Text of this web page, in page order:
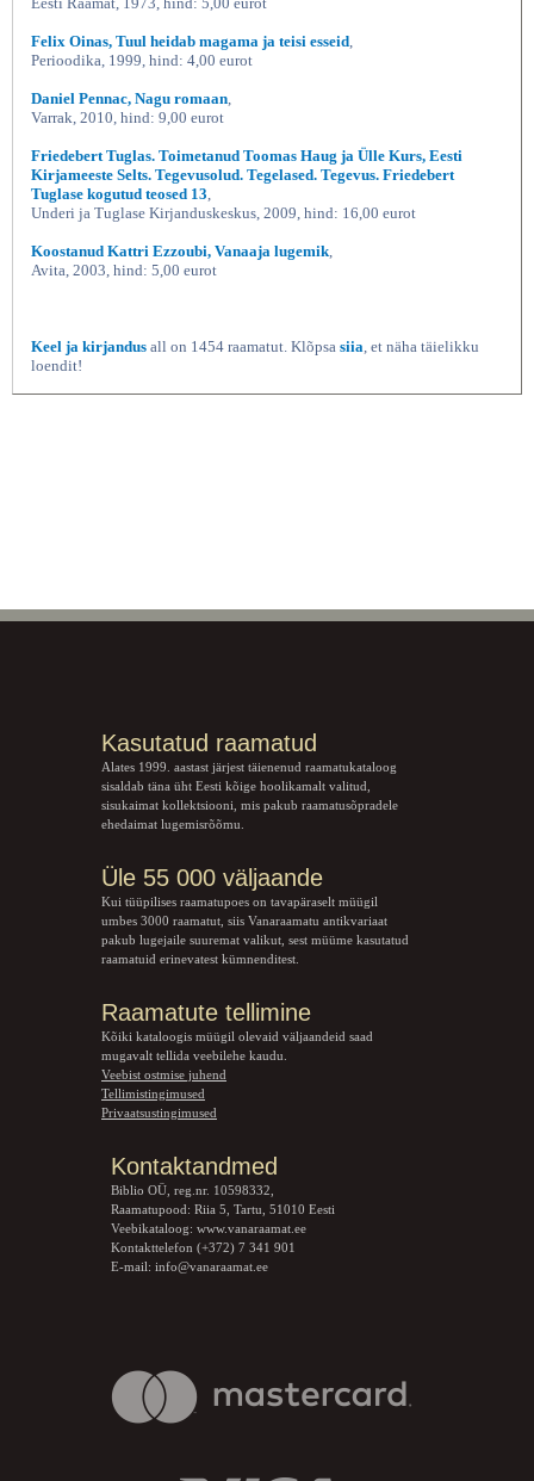
Felix Oinas, Tuul heidab magama ja teisi esseid,
Perioodika, 1999, hind: 4,00 eurot
Daniel Pennac, Nagu romaan,
Varrak, 2010, hind: 9,00 eurot
Friedebert Tuglas. Toimetanud Toomas Haug ja Ülle Kurs, Eesti
Kirjameeste Selts. Tegevusolud. Tegelased. Tegevus. Friedebert
Tuglase kogutud teosed 13,
Underi ja Tuglase Kirjanduskeskus, 2009, hind: 16,00 eurot
Koostanud Kattri Ezzoubi, Vanaaja lugemik,
Avita, 2003, hind: 5,00 eurot
Keel ja kirjandus all on 1454 raamatut. Klõpsa siia, et näha täielikku
loendit!
Kasutatud raamatud
Alates 1999. aastast järjest täienenud raamatukataloog
sisaldab täna üht Eesti kõige hoolikamalt valitud,
sisukaimat kollektsiooni, mis pakub raamatusõpradele
ehedaimat lugemisrõõmu.
Üle 55 000 väljaande
Kui tüüpilises raamatupoes on tavapäraselt müügil
umbes 3000 raamatut, siis Vanaraamatu antikvariaat
pakub lugejaile suuremat valikut, sest müüme kasutatud
raamatuid erinevatest kümnenditest.
Raamatute tellimine
Kõiki kataloogis müügil olevaid väljaandeid saad
mugavalt tellida veebilehe kaudu.
Veebist ostmise juhend
Tellimistingimused
Privaatsustingimused
Kontaktandmed
Biblio OÜ, reg.nr. 10598332,
Raamatupood: Riia 5, Tartu, 51010 Eesti
Veebikataloog: www.vanaraamat.ee
Kontakttelefon (+372) 7 341 901
E-mail: info@vanaraamat.ee